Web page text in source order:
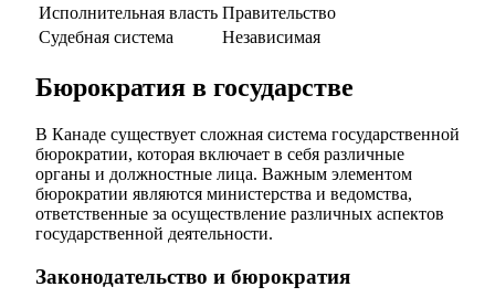
Исполнительная власть Правительство
Судебная система
Независимая
Бюрократия в государстве
В Канаде существует сложная система государственной
бюрократии, которая включает в себя различные
органы и должностные лица. Важным элементом
бюрократии являются министерства и ведомства,
ответственные за осуществление различных аспектов
государственной деятельности.
Законодательство и бюрократия